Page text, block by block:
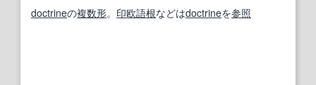
doctrineの複数形。 印欧語根などはdoctrineを参照